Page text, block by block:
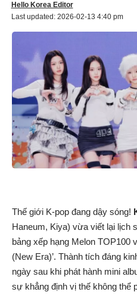
Last updated: 2026-02-13 4:40 pm
Hello Korea Editor
Thế giới K-pop đang dậy sóng!
Haneum, Kiya) vừa viết lại lịch
bảng xếp hạng Melon TOP100
(New Era)’. Thành tích đáng
ngày sau khi phát hành mini
sự khẳng định vị thế không thể